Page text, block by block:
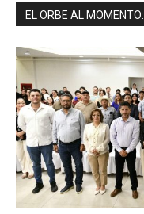
EL ORBE AL MOMENTO: